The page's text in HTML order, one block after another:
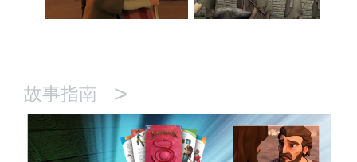
故事指南 >